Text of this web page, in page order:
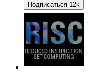
Подписаться 12k